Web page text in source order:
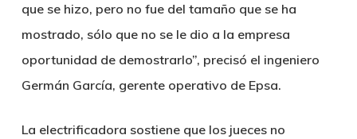
que se hizo, pero no fue del tamaño que se ha
mostrado, sólo que no se le dio a la empresa
oportunidad de demostrarlo”, precisó el ingeniero
Germán García, gerente operativo de Epsa.
La electrificadora sostiene que los jueces no